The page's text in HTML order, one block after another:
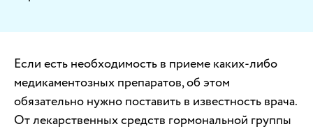
Если есть необходимость в приеме каких-либо
медикаментозных препаратов, об этом
обязательно нужно поставить в известность врача.
От лекарственных средств гормональной группы